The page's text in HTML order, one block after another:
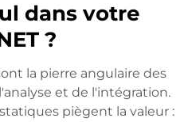
dans votre
?
la pierre angulaire des
et de l'intégration.
piègent la valeur :